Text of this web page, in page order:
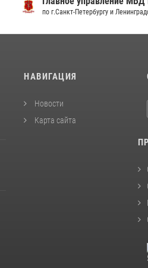
по г.Санкт-Петербургу и
НАВИГАЦИЯ
Новости
Карта сайта